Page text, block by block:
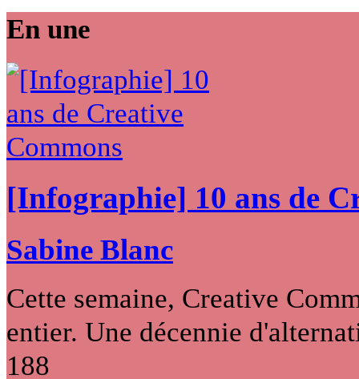
En une
[Infographie] 10 ans de
Sabine Blanc
Cette semaine, Creative
entier. Une décennie
188